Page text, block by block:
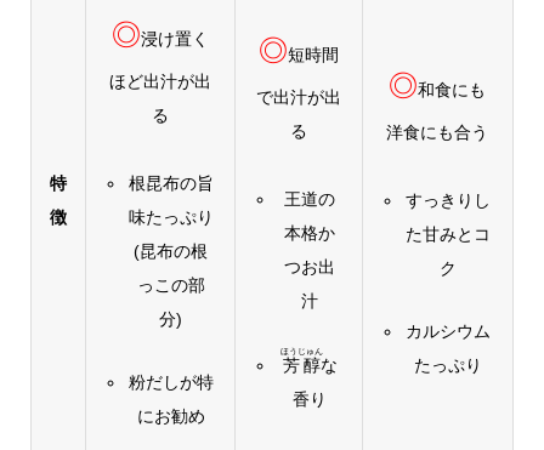
特
徴
◎浸け置く
ほど出汁が出
る
根昆布の旨
味たっぷり
(昆布の根
っこの部
分)
粉だしが特
にお勧め
◎短時間
で出汁が出
る
王道の
本格か
つお出
汁
芳醇
ほうじゅん
な
香り
◎和食にも
洋食にも合う
すっきりし
た甘みとコ
ク
カルシウム
たっぷり